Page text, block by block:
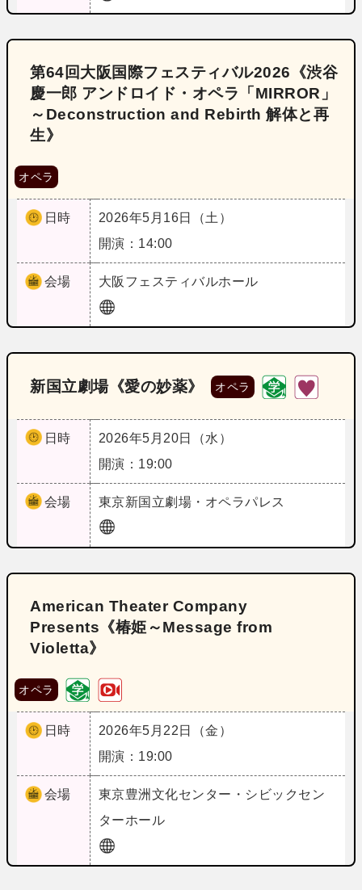
第64回大阪国際フェスティバル2026《渋谷
慶一郎 アンドロイド・オペラ「MIRROR」
～Deconstruction and Rebirth 解体と再
生》
オペラ
日時
2026年5月16日（土）
開演：14:00
会場 大阪 フェスティバルホール
新国立劇場《愛の妙薬》 オペラ
日時
2026年5月20日（水）
開演：19:00
会場 東京新国立劇場・オペラパレス
American Theater Company
Presents《椿姫～Message from
Violetta》
オペラ
日時
2026年5月22日（金）
開演：19:00
会場 東京豊洲文化センター・シビックセン
ターホール